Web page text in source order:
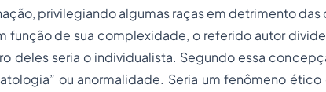
privilegiando algumas raças em detrimento das
função de sua complexidade, o referido autor
deles seria o individualista. Segundo essa
ou anormalidade. Seria um fenômeno